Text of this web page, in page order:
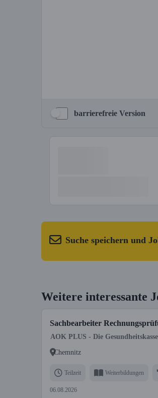
barrierefreie Version
Suche speichern und
Weitere interessante
Sachbearbeiter
AOK PLUS - Die
Chemnitz
Teilzeit Weiterbildungen
06.08.2026